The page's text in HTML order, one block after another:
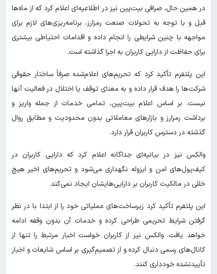
در همین حال، صرافی بیت‌پین نیز در اطلاعیه‌ای اعلام کرد که از ماه‌ها
قبل و با توجه به تحولات صنعت رمزارز، برنامه‌ریزی‌های لازم برای
مواجهه با چنین شرایطی را انجام داده و اقدامات احتیاطی بیشتری
برای حفاظت از دارایی کاربران به اجرا گذاشته است.
این پلتفرم تأکید کرد که تحریم‌های اعلام‌شده صرفاً ساختار حقوقی
شرکت‌ها را هدف قرار داده و به معنای توقف یا اختلال در فعالیت آنها
نیست. بر اساس اعلام بیت‌پین، تمامی خدمات از جمله واریز و
برداشت رمزارز و بازارهای معاملاتی بدون محدودیت و مطابق روال
گذشته در دسترس کاربران قرار دارد.
والکس نیز در بیانیه‌ای جداگانه اعلام کرد که دارایی کاربران در
کیف‌پول‌های امن و ایزوله نگهداری می‌شود و تحریم‌های اخیر هیچ
خللی در مالکیت کاربران بر دارایی‌هایشان ایجاد نمی‌کند.
این پلتفرم تأکید کرد زیرساخت‌های عملیاتی خود را از ابتدا با در نظر
گرفتن شرایط تحریمی طراحی کرده و خدمات آن بدون وقفه ادامه
خواهد یافت. والکس نیز از کاربران خواست اخبار مرتبط را تنها از
کانال‌های رسمی دنبال کرده و از تصمیم‌گیری بر اساس شایعات و اخبار
تأییدنشده خودداری کنند.